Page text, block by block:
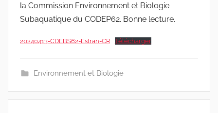
la Commission Environnement et Biologie
Subaquatique du CODEP62. Bonne lecture.
20240413-CDEBS62-Estran-CR Télécharger
Environnement et Biologie